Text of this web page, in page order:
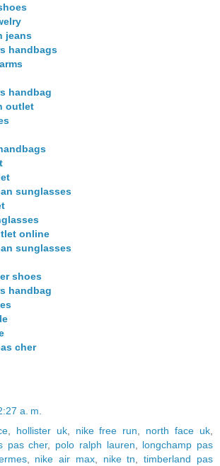
jeans
handbags
handbag
outlet
sunglasses
online
sunglasses
shoes
handbag
cher
a. m.
, hollister uk, nike free run north face uk
pas cher, polo ralph lauren
longchamp pas
, nike air max, nike tn ,timberland pas